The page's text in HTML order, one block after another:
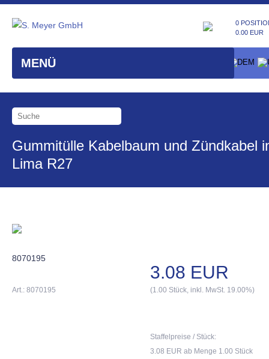
MENÜ
0
0.00 EUR
Gummitülle Kabelbaum und Zündkabel
Lima R27
8070195
3.08 EUR
Art.: 8070195 (1.00 Stück, inkl. MwSt. 19.00%)
Staffelpreise / Stück:
3.08 EUR ab Menge 1.00 Stück